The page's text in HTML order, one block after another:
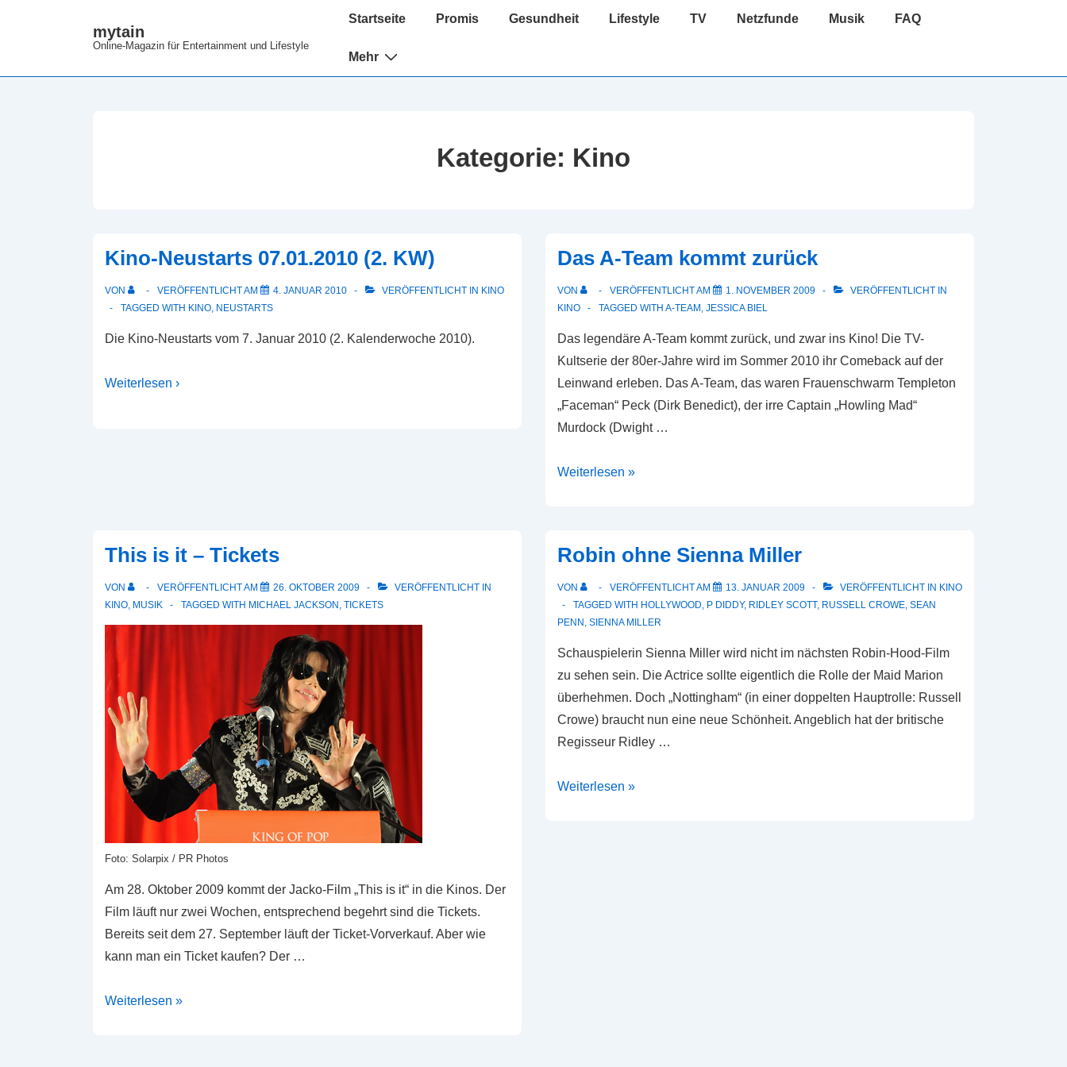
mytain
Online-Magazin für Entertainment und Lifestyle
Hauptnavigation
Startseite Promis Gesundheit Lifestyle TV Netzfunde Musik FAQ
Mehr
Kategorie: Kino
Kino-Neustarts 07.01.2010 (2. KW)
VON VERÖFFENTLICHT AM 4. JANUAR 2010 VERÖFFENTLICHT IN KINO
TAGGED WITH KINO, NEUSTARTS
Die Kino-Neustarts vom 7. Januar 2010 (2. Kalenderwoche 2010).
Weiterlesen ›
Das A-Team kommt zurück
VON VERÖFFENTLICHT AM 1. NOVEMBER 2009
VERÖFFENTLICHT IN
KINO
TAGGED WITH A-TEAM , JESSICA BIEL
Das legendäre A-Team kommt zurück, und zwar ins Kino! Die TV-
Kultserie der 80er-Jahre wird im Sommer 2010 ihr Comeback auf der
Leinwand erleben. Das A-Team, das waren Frauenschwarm Templeton
„Faceman“ Peck (Dirk Benedict), der irre Captain „Howling Mad“
Murdock (Dwight …
Das
zurück
Weiterlesen »
This is it – Tickets
VON VERÖFFENTLICHT AM 26. OKTOBER 2009
VERÖFFENTLICHT IN
KINO, MUSIK TAGGED WITH MICHAEL JACKSON , TICKETS
Foto: Solarpix / PR Photos
Am 28. Oktober 2009 kommt der Jacko-Film „This is it“ in die Kinos. Der
Film läuft nur zwei Wochen, entsprechend begehrt sind die Tickets.
Bereits seit dem 27. September läuft der Ticket-Vorverkauf. Aber wie
kann man ein Ticket kaufen? Der …
This
Weiterlesen »
Robin ohne Sienna Miller
VON VERÖFFENTLICHT AM 13. JANUAR 2009 VERÖFFENTLICHT IN KINO
TAGGED WITH HOLLYWOOD, P DIDDY, RIDLEY SCOTT, RUSSELL CROWE, SEAN
PENN , SIENNA MILLER
Schauspielerin Sienna Miller wird nicht im nächsten Robin-Hood-Film
zu sehen sein. Die Actrice sollte eigentlich die Rolle der Maid Marion
überhehmen. Doch „Nottingham“ (in einer doppelten Hauptrolle: Russell
Crowe) braucht nun eine neue Schönheit. Angeblich hat der britische
Regisseur Ridley …
Robin
Weiterlesen »